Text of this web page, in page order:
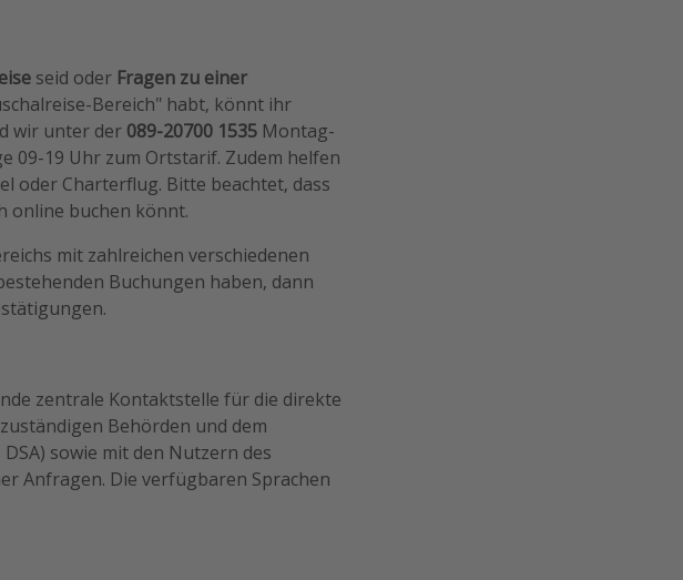
seid oder Fragen zu einer
Bereich" habt, könnt ihr
wir unter der 089-20700 1535 Montag-
09-19 Uhr zum Ortstarif. Zudem helfen
oder Charterflug. Bitte beachtet, dass
online buchen könnt.
mit zahlreichen verschiedenen
Buchungen haben, dann
zentrale Kontaktstelle für die direkte
Behörden und dem
sowie mit den Nutzern des
Anfragen. Die verfügbaren Sprachen